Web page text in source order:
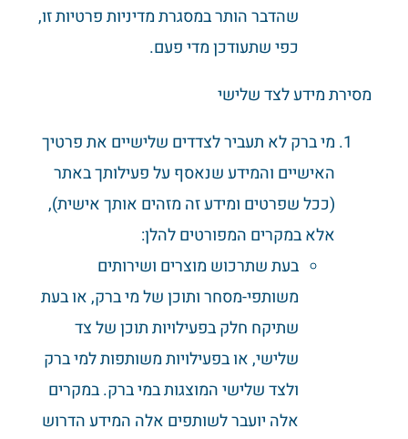
שהדבר הותר במסגרת מדיניות פרטיות זו,
כפי שתעודכן מדי פעם.
מסירת מידע לצד שלישי
מי ברק לא תעביר לצדדים שלישיים את פרטיך
האישיים והמידע שנאסף על פעילותך באתר
(ככל שפרטים ומידע זה מזהים אותך אישית),
אלא במקרים המפורטים להלן:
בעת שתרכוש מוצרים ושירותים
משותפי-מסחר ותוכן של מי ברק, או בעת
שתיקח חלק בפעילויות תוכן של צד
שלישי, או בפעילויות משותפות למי ברק
ולצד שלישי המוצגות במי ברק. במקרים
אלה יועבר לשותפים אלה המידע הדרוש